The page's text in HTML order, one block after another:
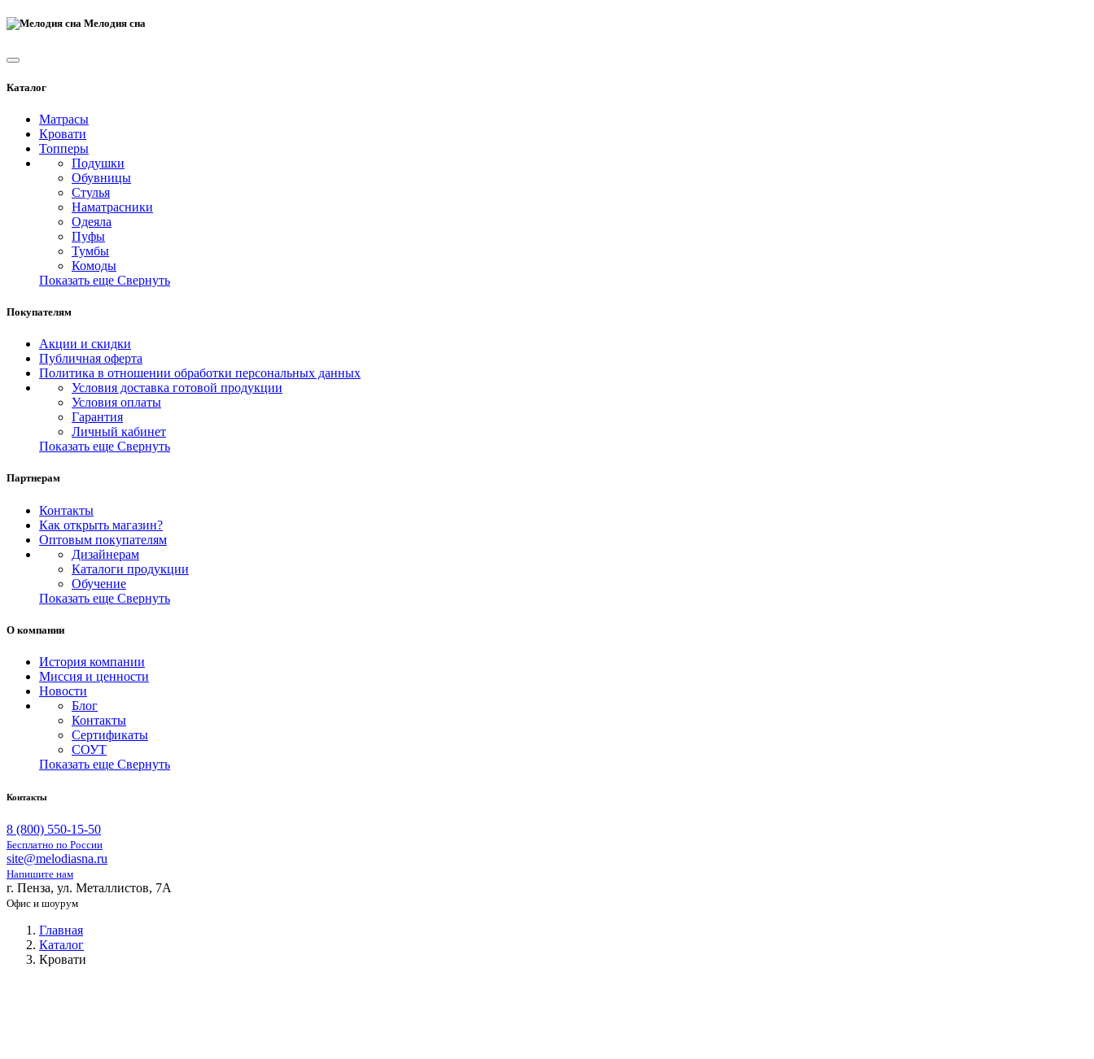
Мелодия сна
Каталог
Матрасы
Кровати
Топперы
Подушки
Обувницы
Стулья
Наматрасники
Одеяла
Пуфы
Тумбы
Комоды
Показать еще Свернуть
Покупателям
Акции и скидки
Публичная оферта
Политика в отношении обработки персональных данных
Условия доставка готовой продукции
Условия оплаты
Гарантия
Личный кабинет
Показать еще Свернуть
Партнерам
Контакты
Как открыть магазин?
Оптовым покупателям
Дизайнерам
Каталоги продукции
Обучение
Показать еще Свернуть
О компании
История компании
Миссия и ценности
Новости
Блог
Контакты
Сертификаты
СОУТ
Показать еще Свернуть
Контакты
8 (800) 550-15-50
Бесплатно по России
site@melodiasna.ru
Напишите нам
г. Пенза, ул. Металлистов, 7А
Офис и шоурум
Главная
Каталог
Кровати